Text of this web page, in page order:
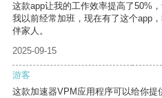
这款app让我的工作效率提高了50%
我以前经常加班，现在有了这个app
伴家人。
2025-09-15
游客
这款加速器VPM应用程序可以给你